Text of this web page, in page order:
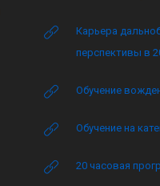
Карьера
перспективы в
Обучение
Обучение на
20 часовая